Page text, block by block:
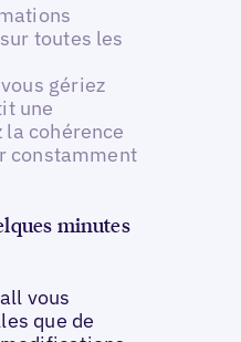
toutes les
gériez
une
cohérence
constamment
minutes
vous
que de